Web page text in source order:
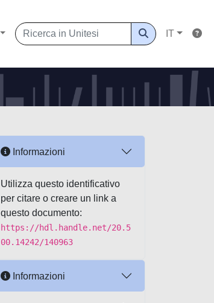
IT
Informazioni
Utilizza questo identificativo
per citare o creare un link a
questo documento:
https://hdl.handle.net/20.5
00.14242/140963
Informazioni